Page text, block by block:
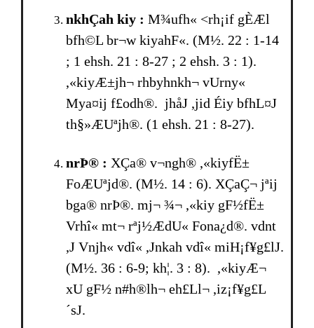
nkhÇah kiy : M¾ufh« <rh¡if gÈÆl
bfh©L br¬w kiyahF«. (M½. 22 : 1-14
; 1 ehsh. 21 : 8-27 ; 2 ehsh. 3 : 1).
,«kiyÆ±jh¬ rhbyhnkh¬ vUrny«
Mya¤ij f£odh®. jhåJ ,jid Éiy bfhL¤J
th§»ÆUªjh®. (1 ehsh. 21 : 8-27).
nrÞ® : XÇa® v¬ngh® ,«kiyfË±
FoÆUªjd®. (M½. 14 : 6). XÇaÇ¬ jªij
bga® nrÞ®. mj¬ ¾¬ ,«kiy gF½fË±
Vrhî« mt¬ rªj½ÆdU« Fona¿d®. vdnt
,J Vnjh« vdî« ,Jnkah vdî« miH¡f¥g£lJ.
(M½. 36 : 6-9; kh¦. 3 : 8). ,«kiyÆ¬
xU gF½ n#h®lh¬ eh£Ll¬ ,iz¡f¥g£L
´sJ.